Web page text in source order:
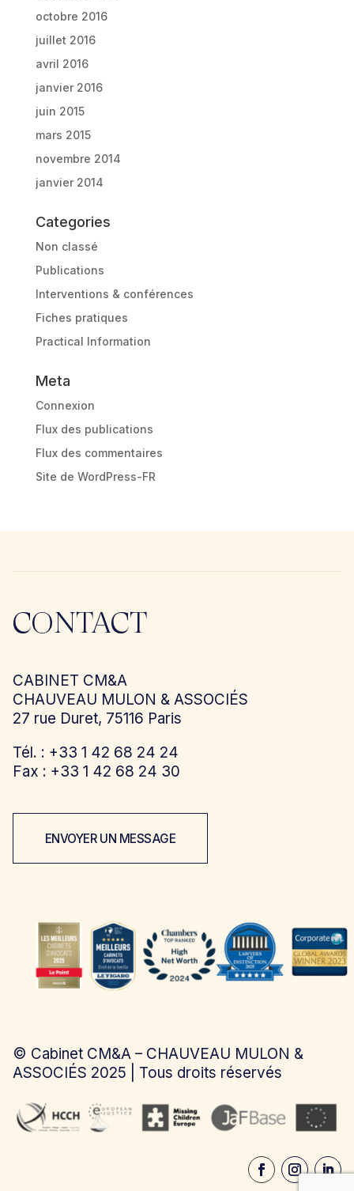
octobre 2016
juillet 2016
avril 2016
janvier 2016
juin 2015
mars 2015
novembre 2014
janvier 2014
Categories
Non classé
Publications
Interventions & conférences
Fiches pratiques
Practical Information
Meta
Connexion
Flux des publications
Flux des commentaires
Site de WordPress-FR
CONTACT
CABINET CM&A
CHAUVEAU MULON & ASSOCIÉS
27 rue Duret, 75116 Paris
Tél. : +33 1 42 68 24 24
Fax : +33 1 42 68 24 30
ENVOYER UN MESSAGE
© Cabinet CM&A – CHAUVEAU MULON &
ASSOCIÉS 2025 | Tous droits réservés